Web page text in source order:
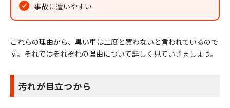
事故に遭いやすい
これらの理由から、黒い車は二度と買わないと言われているので
す。それではそれぞれの理由について詳しく見ていきましょう。
汚れが目立つから